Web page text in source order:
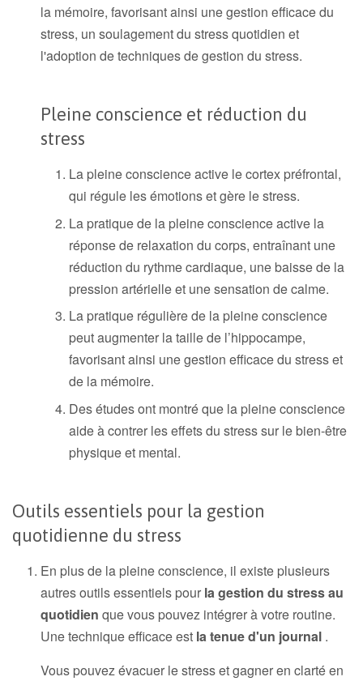
la mémoire, favorisant ainsi une gestion efficace du
stress, un soulagement du stress quotidien et
l'adoption de techniques de gestion du stress.
Pleine conscience et réduction du
stress
La pleine conscience active le cortex préfrontal,
qui régule les émotions et gère le stress.
La pratique de la pleine conscience active la
réponse de relaxation du corps, entraînant une
réduction du rythme cardiaque, une baisse de la
pression artérielle et une sensation de calme.
La pratique régulière de la pleine conscience
peut augmenter la taille de l’hippocampe,
favorisant ainsi une gestion efficace du stress et
de la mémoire.
Des études ont montré que la pleine conscience
aide à contrer les effets du stress sur le bien-être
physique et mental.
Outils essentiels pour la gestion
quotidienne du stress
En plus de la pleine conscience, il existe plusieurs
autres outils essentiels pour la gestion du stress au
quotidien que vous pouvez intégrer à votre routine.
Une technique efficace est la tenue d'un journal .
Vous pouvez évacuer le stress et gagner en clarté en